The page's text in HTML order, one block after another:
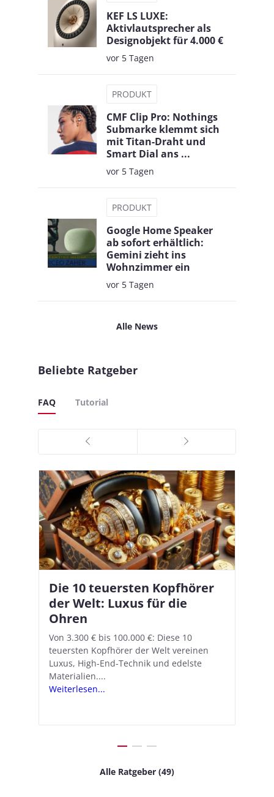
KEF LS LUXE:
Aktivlautsprecher als
Designobjekt für 4.000 €
vor 5 Tagen
PRODUKT
CMF Clip Pro: Nothings
Submarke klemmt sich
mit Titan-Draht und
Smart Dial ans ...
vor 5 Tagen
PRODUKT
Google Home Speaker
ab sofort erhältlich:
Gemini zieht ins
Wohnzimmer ein
vor 5 Tagen
Alle News
Beliebte Ratgeber
FAQ Tutorial
Die 10 teuersten Kopfhörer
der Welt: Luxus für die
Ohren
Von 3.300 € bis 100.000 €: Diese 10
teuersten Kopfhörer der Welt vereinen
Luxus, High-End-Technik und edelste
Materialien....
Weiterlesen...
Apple AirPods Pro 2 und iOS
18.1: So richtet ihr das neue
Hörgeräte-Feature ein
Mit iOS 18.1 und den AirPods Pro 2
verwandelt Apple seine In-Ear-Kopfhörer
in kostengünstige Hörhilfen. In wenigen
Schritten...
Weiterlesen...
Alle Ratgeber (49)